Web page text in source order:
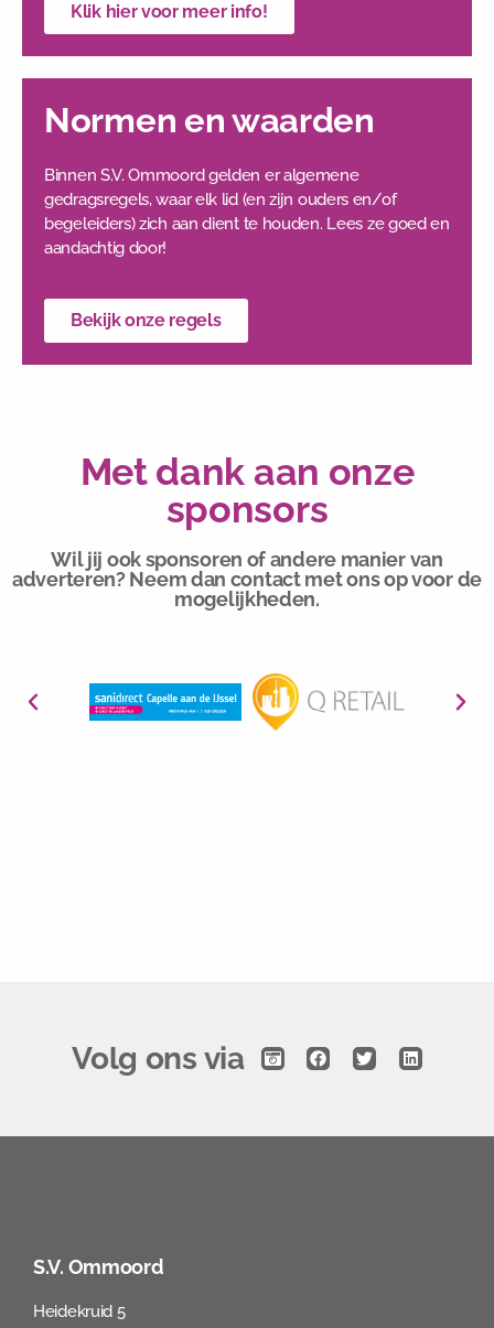
Klik hier voor meer info!
Normen en waarden
Binnen S.V. Ommoord gelden er algemene
gedragsregels, waar elk lid (en zijn ouders en/of
begeleiders) zich aan dient te houden. Lees ze goed en
aandachtig door!
Bekijk onze regels
Met dank aan onze
sponsors
Wil jij ook sponsoren of andere manier van
adverteren? Neem dan contact met ons op voor de
mogelijkheden.
Volg ons via
S.V. Ommoord
Heidekruid 5